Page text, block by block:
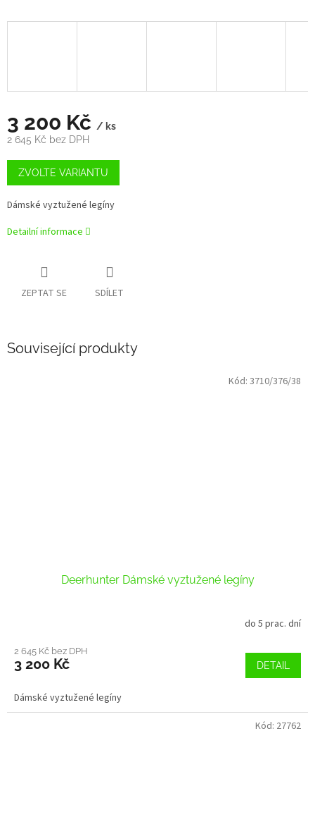
3 200 Kč / ks
2 645 Kč bez DPH
Měrná
cena:
ZVOLTE VARIANTU
Dámské vyztužené legíny
Detailní informace
ZEPTAT SE SDÍLET
Související produkty
Deerhunter Dámské vyztužené legíny
do 5 prac. dní
2 645 Kč bez DPH
3 200 Kč DETAIL
Dámské vyztužené legíny
Kód: 3710/376/38
Kód: 27762